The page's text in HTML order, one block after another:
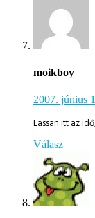
moikboy
2007. június
Lassan itt az
Válasz